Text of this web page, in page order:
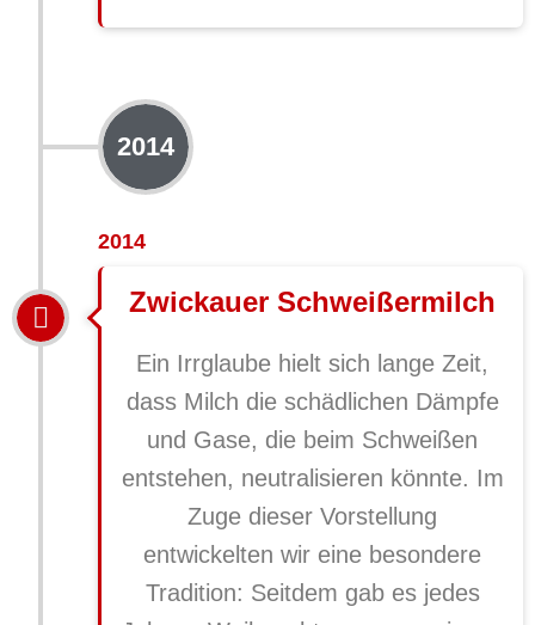
2014
2014
Zwickauer Schweißermilch
Ein Irrglaube hielt sich lange Zeit,
dass Milch die schädlichen Dämpfe
und Gase, die beim Schweißen
entstehen, neutralisieren könnte. Im
Zuge dieser Vorstellung
entwickelten wir eine besondere
Tradition: Seitdem gab es jedes